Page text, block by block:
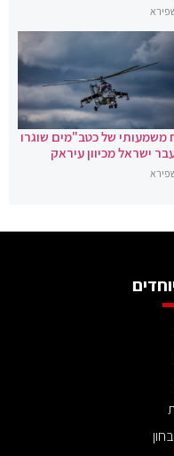
משמעותי של כטב"מים שוגרו
ישראל מכיוון עיראק